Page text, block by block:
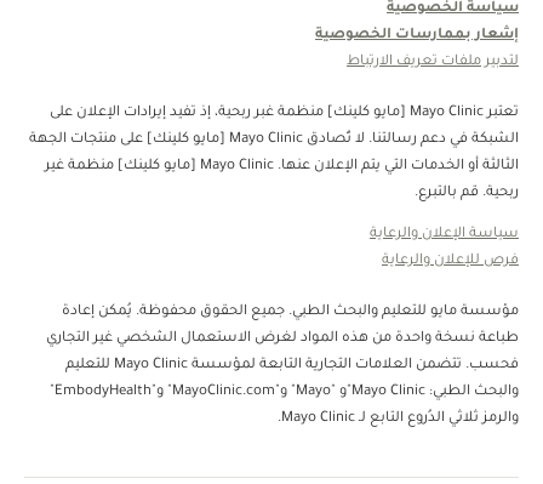
سياسة الخصوصية
إشعار بممارسات الخصوصية
لتدبير ملفات تعريف الارتباط
تعتبر Mayo Clinic [مايو كلينك] منظمة غبر ربحية، إذ تفيد إيرادات الإعلان على
الشبكة في دعم رسالتنا. لا تُصادق Mayo Clinic [مايو كلينك] على منتجات الجهة
الثالثة أو الخدمات التي يتم الإعلان عنها. Mayo Clinic [مايو كلينك] منظمة غير
ربحية. قم بالتبرع.
سياسة الإعلان والرعاية
فرص للإعلان والرعاية
مؤسسة مايو للتعليم والبحث الطبي. جميع الحقوق محفوظة. يُمكن إعادة
طباعة نسخة واحدة من هذه المواد لغرض الاستعمال الشخصي غير التجاري
فحسب. تتضمن العلامات التجارية التابعة لمؤسسة Mayo Clinic للتعليم
والبحث الطبي: Mayo Clinic"و "Mayo" و"MayoClinic.com" و"EmbodyHealth"
والرمز ثلاثي الدُروع التابع لـ Mayo Clinic.